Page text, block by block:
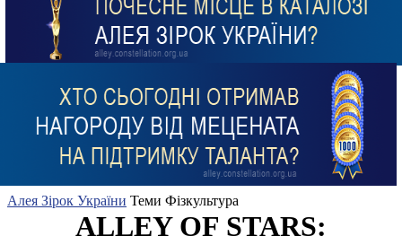
Алея Зірок України Теми Фізкультура
ALLEY OF STARS: